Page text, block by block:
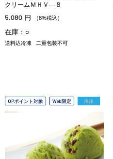
クリームＭＨＶ―８
5,080 円 （8%税込）
在庫：○
送料込冷凍 二重包装不可
OPポイント対象 Web限定 冷凍